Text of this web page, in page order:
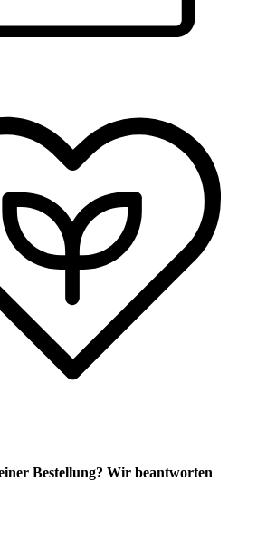
Bestellung? Wir beantworten